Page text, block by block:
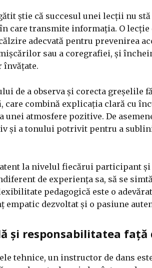
știe că succesul unei lecții nu stă
care transmite informația. O lecție
adecvată pentru prevenirea
sau a coregrafiei, și
învățate.
de a observa și corecta greșelile
care combină explicația clară cu
unei atmosfere pozitive. De
și a tonului potrivit pentru a
la nivelul fiecărui participant
de experiența sa, să se
pedagogică este o
empatic dezvoltat și o pasiune
și responsabilitatea față
tehnice, un instructor de dans